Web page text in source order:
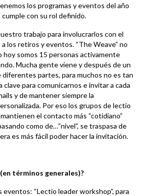
los programas y eventos del año
con su rol definido.
trabajo para involucrarlos con el
los retiros y eventos. “The Weave” no
hoy somos 15 personas activamente
Mucha gente viene y después de un
partes, para muchos no es tan
clave para comunicarnos e invitar a cada
y de mantener siempre la
Por eso los grupos de lectio
el contacto más “cotidiano”
como de…”nivel”, se traspasa de
es más fácil poder hacer la invitación.
términos generales)?
“Lectio leader workshop”, para